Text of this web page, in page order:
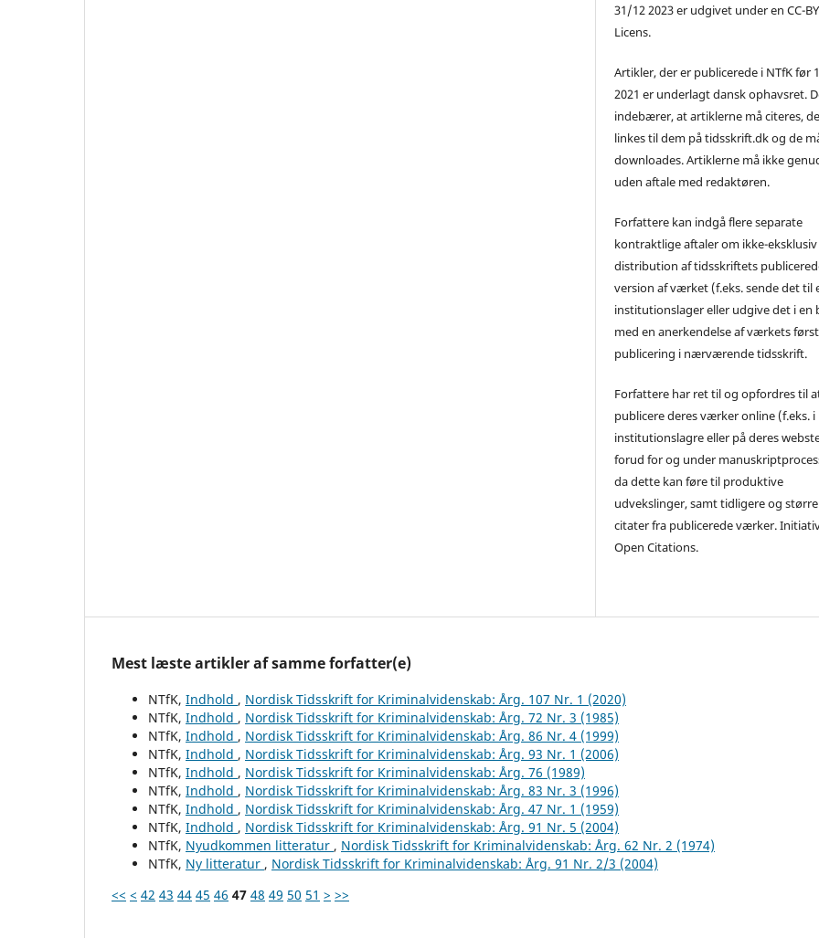
31/12 2023 er udgivet under en CC-
Licens.
Artikler, der er publicerede i NTfK før
2021 er underlagt dansk ophavsret.
indebærer, at artiklerne må citeres,
linkes til dem på tidsskrift.dk og de
downloades. Artiklerne må ikke
uden aftale med redaktøren.
Forfattere kan indgå flere separate
kontraktlige aftaler om ikke-eksklusiv
distribution af tidsskriftets
version af værket (f.eks. sende det til
institutionslager eller udgive det i en
med en anerkendelse af værkets
publicering i nærværende tidsskrift.
Forfattere har ret til og opfordres til
publicere deres værker online (f.eks. i
institutionslagre eller på deres
forud for og under
da dette kan føre til produktive
udvekslinger, samt tidligere og større
citater fra publicerede værker.
Open Citations.
Mest læste artikler af samme forfatter(e)
NTfK, Indhold , Nordisk Tidsskrift for Kriminalvidenskab: Årg. 107 Nr. 1 (2020)
NTfK, Indhold , Nordisk Tidsskrift for Kriminalvidenskab: Årg. 72 Nr. 3 (1985)
NTfK, Indhold , Nordisk Tidsskrift for Kriminalvidenskab: Årg. 86 Nr. 4 (1999)
NTfK, Indhold , Nordisk Tidsskrift for Kriminalvidenskab: Årg. 93 Nr. 1 (2006)
NTfK, Indhold , Nordisk Tidsskrift for Kriminalvidenskab: Årg. 76 (1989)
NTfK, Indhold , Nordisk Tidsskrift for Kriminalvidenskab: Årg. 83 Nr. 3 (1996)
NTfK, Indhold , Nordisk Tidsskrift for Kriminalvidenskab: Årg. 47 Nr. 1 (1959)
NTfK, Indhold , Nordisk Tidsskrift for Kriminalvidenskab: Årg. 91 Nr. 5 (2004)
NTfK, Nyudkommen litteratur , Nordisk Tidsskrift for Kriminalvidenskab: Årg. 62 Nr. 2 (1974)
NTfK, Ny litteratur , Nordisk Tidsskrift for Kriminalvidenskab: Årg. 91 Nr. 2/3 (2004)
<< < 42 43 44 45 46 47 48 49 50 51 > >>